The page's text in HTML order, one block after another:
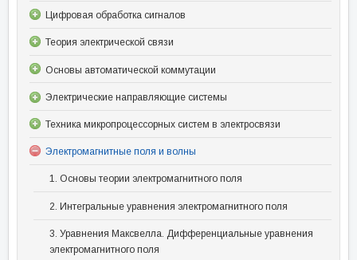
Цифровая обработка сигналов
Теория электрической связи
Основы автоматической коммутации
Электрические направляющие системы
Техника микропроцессорных систем в электросвязи
Электромагнитные поля и волны
1. Основы теории электромагнитного поля
2. Интегральные уравнения электромагнитного поля
3. Уравнения Максвелла. Дифференциальные уравнения
электромагнитного поля